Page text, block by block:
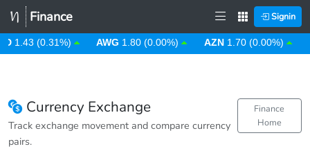
Finance Signin
1.43 (0.31%) AWG 1.80 (0.00%) AZN 1.70 (0.00%)
Currency Exchange
Track exchange movement and compare currency
pairs.
Finance
Home